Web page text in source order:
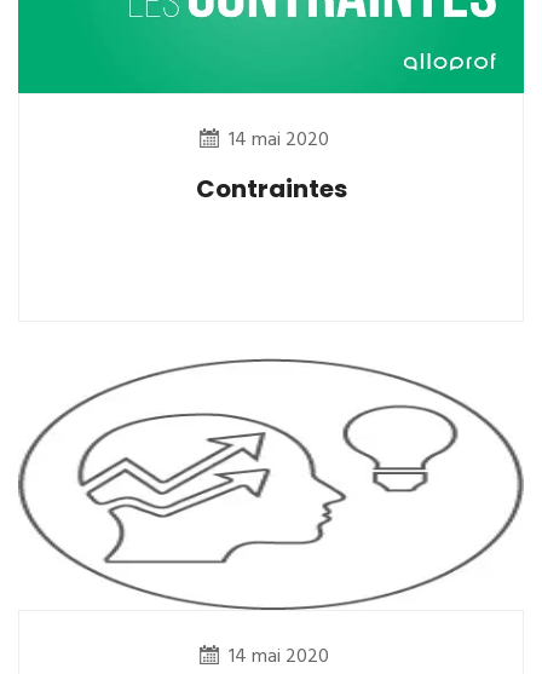
14 mai 2020
Contraintes
14 mai 2020